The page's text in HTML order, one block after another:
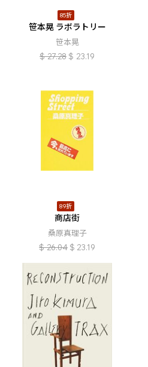
85折
笹本晃 ラボラトリー
笹本晃
$ 27.28 $ 23.19
89折
商店街
桑原真理子
$ 26.04 $ 23.19